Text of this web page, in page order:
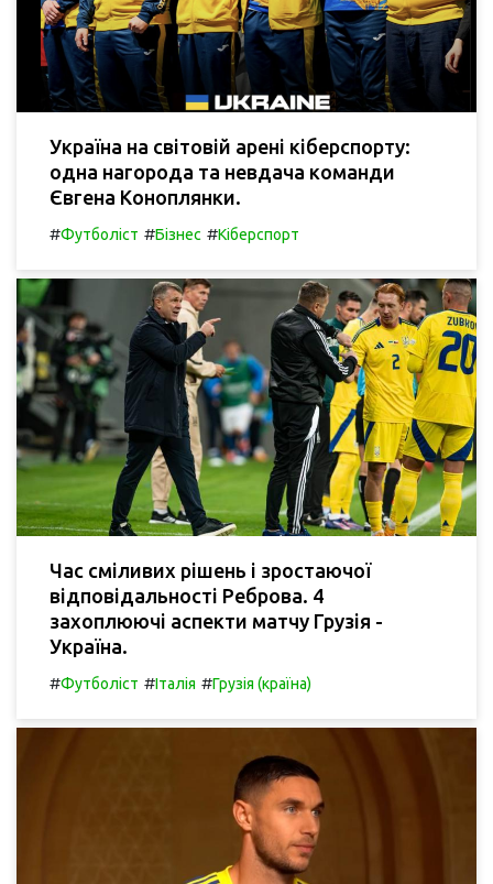
Україна на світовій арені кіберспорту:
одна нагорода та невдача команди
Євгена Коноплянки.
#Футболіст #Бізнес #Кіберспорт
Час сміливих рішень і зростаючої
відповідальності Реброва. 4
захоплюючі аспекти матчу Грузія -
Україна.
#Футболіст #Італія #Грузія (країна)